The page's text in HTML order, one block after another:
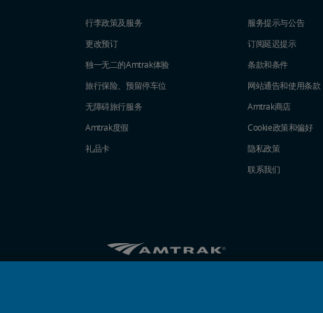
行李政策及服务
更改预订
独一无二的Amtrak体验
旅行保险、预留停车位
无障碍旅行服务
Amtrak度假
礼品卡
服务提示与公告
订阅延迟提示
条款和条件
网站通告和使用条款
Amtrak商店
Cookie政策和偏好
隐私政策
联系我们